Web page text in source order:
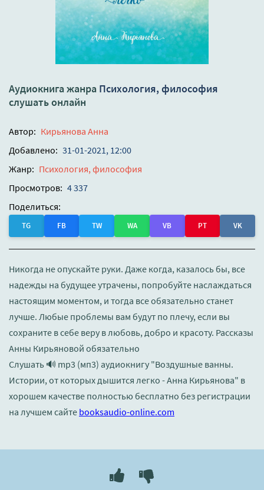
Аудиокнига жанра Психология, философия
слушать онлайн
Автор: Кирьянова Анна
Добавлено: 31-01-2021, 12:00
Жанр: Психология, философия
Просмотров: 4 337
Поделиться:
TG FB TW WA VB PT VK
Никогда не опускайте руки. Даже когда, казалось бы, все
надежды на будущее утрачены, попробуйте наслаждаться
настоящим моментом, и тогда все обязательно станет
лучше. Любые проблемы вам будут по плечу, если вы
сохраните в себе веру в любовь, добро и красоту. Рассказы
Анны Кирьяновой обязательно
Слушать 🔊 mp3 (мп3) аудиокнигу "Воздушные ванны.
Истории, от которых дышится легко - Анна Кирьянова" в
хорошем качестве полностью бесплатно без регистрации
на лучшем сайте booksaudio-online.com